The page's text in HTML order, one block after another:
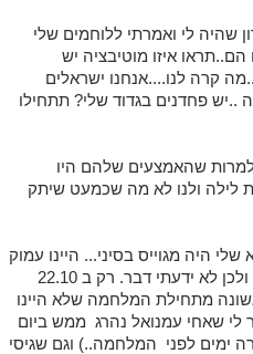
לי ואמרתי ללוחמים שלי
איזו מוטיבציה יש
קרה לנו....אנחנו ישראלים
..יש פחדנים בגדוד שלי? תתחילו
למרות שהאמצעים שלהם היו
לילה ולנו לא מה שכמעט שיתק
היה מגוייס בסיני... היינו עמוק
בתוך השטח הסורי..לא הצלחתי לטלפן הבייתה ולכן לא ידעתי דבר. רק ב 22.10
מתחילת המלחמה שלא היינו
לי שאחי עמנואל נהרג ממש ביום
ימים לפני המלחמה..) וגם שגיסי